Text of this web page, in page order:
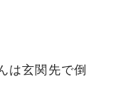
は玄関先で倒